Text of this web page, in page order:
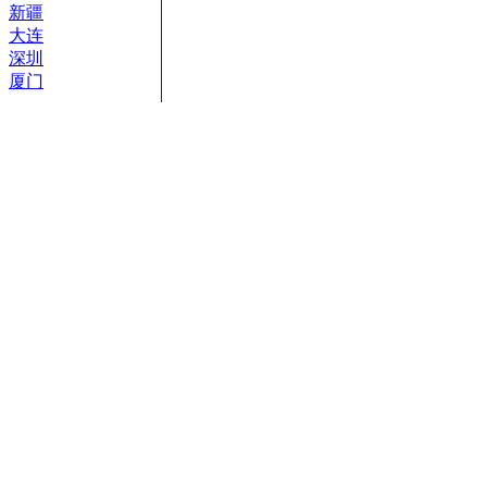
新疆
大连
深圳
厦门